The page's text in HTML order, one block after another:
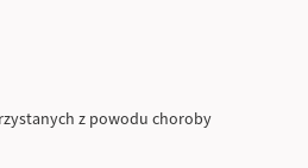
z powodu choroby